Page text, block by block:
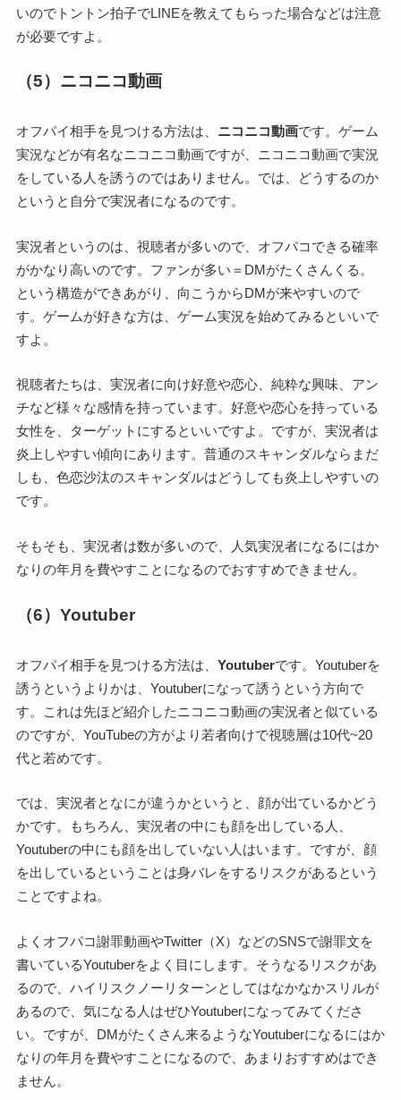
いのでトントン拍子でLINEを教えてもらった場合などは注意
が必要ですよ。
（5）ニコニコ動画
オフパイ相手を見つける方法は、 ニコニコ動画です。ゲーム
実況などが有名なニコニコ動画ですが、ニコニコ動画で実況
をしている人を誘うのではありません。では、どうするのか
というと自分で実況者になるのです。
実況者というのは、視聴者が多いので、オフパコできる確率
がかなり高いのです。ファンが多い＝DMがたくさんくる。
という構造ができあがり、向こうからDMが来やすいので
す。ゲームが好きな方は、ゲーム実況を始めてみるといいで
すよ。
視聴者たちは、実況者に向け好意や恋心、純粋な興味、アン
チなど様々な感情を持っています。好意や恋心を持っている
女性を、ターゲットにするといいですよ。ですが、実況者は
炎上しやすい傾向にあります。普通のスキャンダルならまだ
しも、色恋沙汰のスキャンダルはどうしても炎上しやすいの
です。
そもそも、実況者は数が多いので、人気実況者になるにはか
なりの年月を費やすことになるのでおすすめできません。
（6）Youtuber
オフパイ相手を見つける方法は、 Youtuberです。Youtuberを
誘うというよりかは、Youtuberになって誘うという方向で
す。これは先ほど紹介したニコニコ動画の実況者と似ている
のですが、YouTubeの方がより若者向けで視聴層は10代~20
代と若めです。
では、実況者となにが違うかというと、顔が出ているかどう
かです。もちろん、実況者の中にも顔を出している人、
Youtuberの中にも顔を出していない人はいます。ですが、顔
を出しているということは身バレをするリスクがあるという
ことですよね。
よくオフパコ謝罪動画やTwitter（X）などのSNSで謝罪文を
書いているYoutuberをよく目にします。そうなるリスクがあ
るので、ハイリスクノーリターンとしてはなかなかスリルが
あるので、気になる人はぜひYoutuberになってみてくださ
い。ですが、DMがたくさん来るようなYoutuberになるにはか
なりの年月を費やすことになるので、あまりおすすめはでき
ません。